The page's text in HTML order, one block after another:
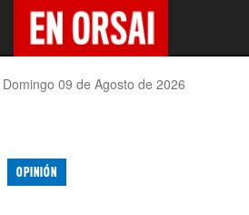
Domingo 09 de Agosto de 2026
OPINIÓN